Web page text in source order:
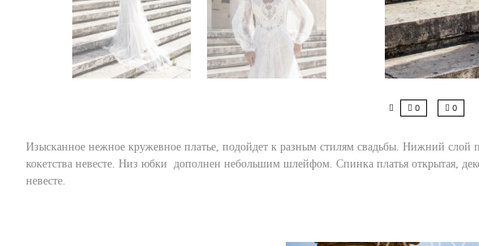
0 0
Изысканное нежное кружевное платье, подойдет к разным стилям свадьбы. Нижний слой
кокетства невесте. Низ юбки дополнен небольшим шлейфом. Спинка платья открытая,
невесте.